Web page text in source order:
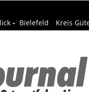
Bielefeld Kreis